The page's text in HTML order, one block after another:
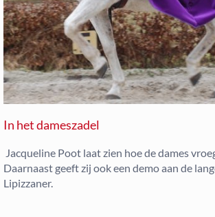
In het dameszadel
Jacqueline Poot laat zien hoe de dames
Daarnaast geeft zij ook een demo aan de
Lipizzaner.